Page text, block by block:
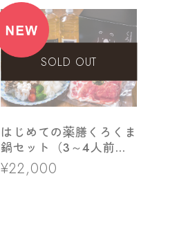
SOLD OUT
はじめての薬膳くろくま
鍋セット（3～4人前）
【送料込み】
¥22,000